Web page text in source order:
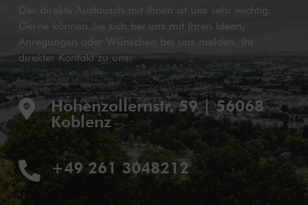
Der direkte Austausch mit Ihnen ist uns sehr wichtig.
Gerne können Sie sich bei uns mit Ihren Ideen,
Anregungen oder Wünschen bei uns melden. Ihr
direkter Kontakt zu uns:

Hohenzollernstr. 59 | 56068
Koblenz
 +49 261 3048212